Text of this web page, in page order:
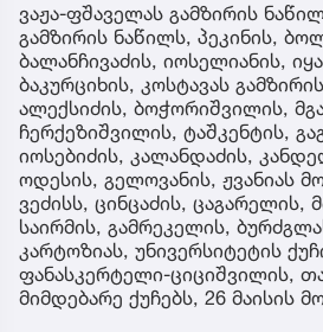
ვაჟა-ფშაველას გამზირის
გამზირის ნაწილს, პეკინის,
ბალანჩივაძის, იოსელიანის,
ბაკურციხის, კოსტავას
ალექსიძის, ბოჭორიშვილის,
ჩერქეზიშვილის, ტაშკენტის,
იოსებიძის, კალანდაძის,
ოდესის, გელოვანის, ჟვანიას
ვეძისს, ცინცაძის, ცაგარელის,
საირმის, გამრეკელის,
კარტოზიას, უნივერსიტეტის
ფანასკერტელი-ციციშვილის,
მიმდებარე ქუჩებს, 26 მაისის